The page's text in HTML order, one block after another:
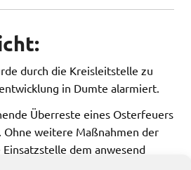
durch die Kreisleitstelle zu
in Dumte alarmiert.
Überreste eines Osterfeuers
weitere Maßnahmen der
dem anwesend